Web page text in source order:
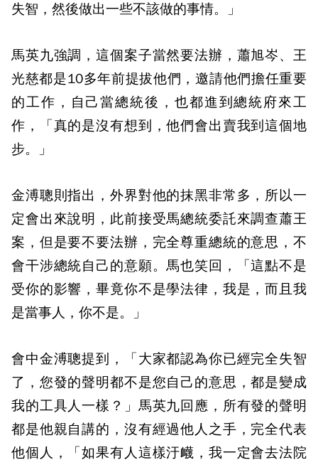
失智，然後做出一些不該做的事情。」
馬英九強調，這個案子當然要法辦，蕭旭岑、王
光慈都是10多年前提拔他們，邀請他們擔任重要
的工作，自己當總統後，也都進到總統府來工
作，「真的是沒有想到，他們會出賣我到這個地
步。」
金溥聰則指出，外界對他的抹黑非常多，所以一
定會出來說明，此前接受馬總統委託來調查蕭王
案，但是要不要法辦，完全尊重總統的意思，不
會干涉總統自己的意願。馬也笑回，「這點不是
受你的影響，畢竟你不是學法律，我是，而且我
是當事人，你不是。」
會中金溥聰提到，「大家都認為你已經完全失智
了，您發的聲明都不是您自己的意思，都是變成
我的工具人一樣？」馬英九回應，所有發的聲明
都是他親自講的，沒有經過他人之手，完全代表
他個人，「如果有人這樣汙衊，我一定會去法院